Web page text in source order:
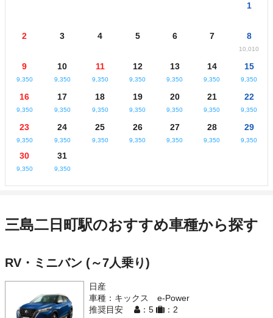
1
2 3 4 5 6 7 8
10,010
9
9,350
10
9,350
11
9,350
12
9,350
13
9,350
14
9,350
15
9,350
16
9,350
17
9,350
18
9,350
19
9,350
20
9,350
21
9,350
22
9,350
23
9,350
24
9,350
25
9,350
26
9,350
27
9,350
28
9,350
29
9,350
30
9,350
31
9,350
三島二日町駅のおすすめ車種から探す
RV・ミニバン (～7人乗り)
日産
車種：キックス e-Power
推奨目安
：5 ：2